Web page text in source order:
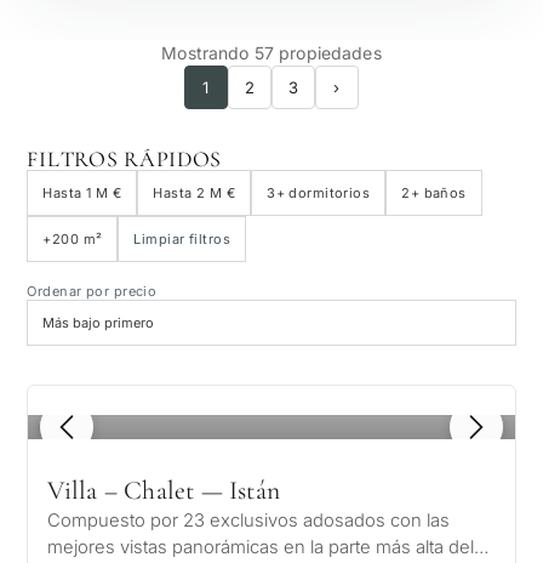
Mostrando 57 propiedades
1 2 3 ›
FILTROS RÁPIDOS
Hasta 1 M € Hasta 2 M € 3+ dormitorios 2+ baños
+200 m² Limpiar filtros
Ordenar por precio
1 / 8
Villa – Chalet — Istán
Compuesto por 23 exclusivos adosados ​​con las
mejores vistas panorámicas en la parte más alta del